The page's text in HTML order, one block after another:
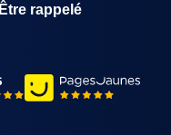
Être rappelé